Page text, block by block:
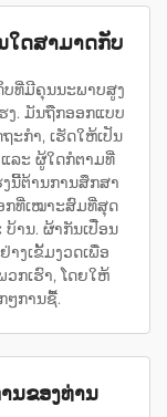
ໃດສາມາດກັບ
ບທີ່ມີຄຸນນະພາບສູງ
ງ. ມັນຖືກອອກແບບ
ະກຳ, ເຮັດໃຫ້ເປັນ
ແລະ ຜູ້ໃດກໍຕາມທີ່
ນີ້ຕ້ານການສຶກສາ
ກທີ່ເໝາະສົມທີ່ສຸດ
ານ. ຜ້າກັນເປື່ອນ
ງເຂັ້ມງວດເພື່ອ
ກເຮົາ, ໂດຍໃຫ້
ໆການຊື້.
ນຂອງທ່ານ